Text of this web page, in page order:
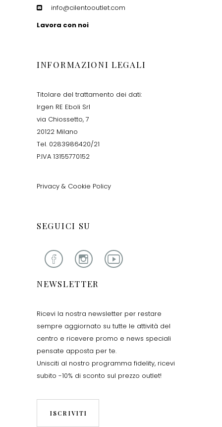
info@cilentooutlet.com
Lavora con noi
INFORMAZIONI LEGALI
Titolare del trattamento dei dati:
Irgen RE Eboli Srl
via Chiossetto, 7
20122 Milano
Tel. 0283986420/21
P.IVA 13155770152
Privacy & Cookie Policy
SEGUICI SU
NEWSLETTER
Ricevi la nostra newsletter per restare
sempre aggiornato su tutte le attività del
centro e ricevere promo e news speciali
pensate apposta per te.
Unisciti al nostro programma fidelity, ricevi
subito -10% di sconto sul prezzo outlet!
ISCRIVITI